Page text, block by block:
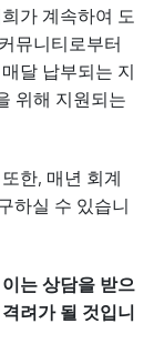
가 계속하여 도
뮤니티로부터
달 납부되는 지
위해 지원되는
한, 매년 회계
하실 수 있습니
는 상담을 받으
려가 될 것입니